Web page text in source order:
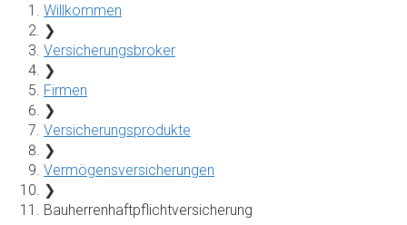
MenuWillkommen
❯
Versicherungsbroker
❯
Firmen
❯
Versicherungsprodukte
❯
Vermögensversicherungen
❯
Bauherrenhaftpflichtversicherung